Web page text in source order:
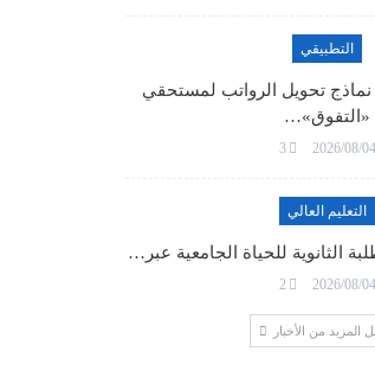
التطبيقي
نماذج تحويل الرواتب لمستحقي
«التفوق»…
2026/08/04
3
التعليم العالي
الثانوية للحياة الجامعية عبر…
2026/08/04
2
المزيد من الأخبار